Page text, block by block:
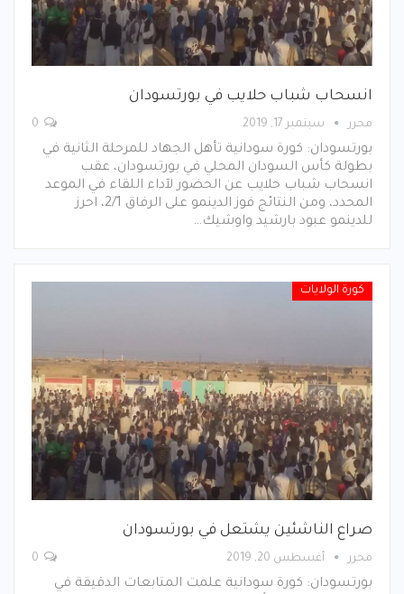
انسحاب شباب حلايب في بورتسودان
محرر سبتمبر 17, 2019
بورتسودان: كورة سودانية تأهل الجهاد للمرحلة الثانية في
بطولة كأس السودان المحلي في بورتسودان، عقب
انسحاب شباب حلايب عن الحضور لآداء اللقاء في الموعد
المحدد، ومن النتائج فوز الدينمو على الرفاق 2/1، احرز
للدينمو عبود بارشيد واوشيك…
كورة الولايات
صراع الناشئين يشتعل في بورتسودان
محرر أغسطس 20, 2019
بورتسودان: كورة سودانية علمت المتابعات الدقيقة في